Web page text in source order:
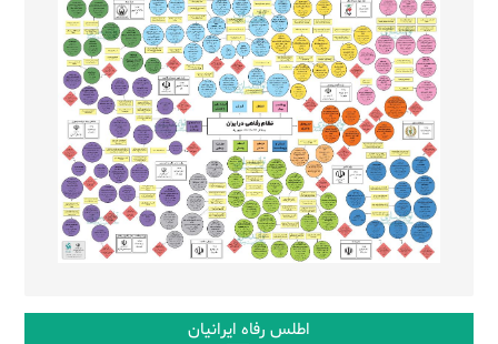
اطلس رفاه ایرانیان